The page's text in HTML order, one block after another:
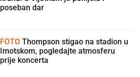
poseban dar
FOTO
Imotskom, pogledajte atmosferu
prije koncerta